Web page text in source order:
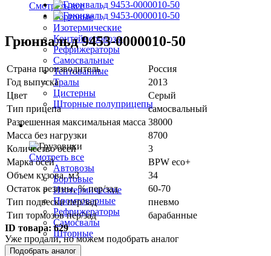
Смотреть все
Бортовые
Изотермические
Контейнеровозы
Рефрижераторы
Самосвальные
Тентованные
Тралы
Цистерны
Шторные полуприцепы
Грузовики
Смотреть все
Автовозы
Бортовые
Изотермические
Промтоварные
Рефрижераторы
Самосвалы
Шторные
Грюнвальд 9453-0000010-50
Страна производитель
Россия
Год выпуска
2013
Цвет
Серый
Тип прицепа
самосвальный
Разрешенная максимальная масса 38000
Масса без нагрузки
8700
Количество осей
3
Марка осей
BPW eco+
Объем кузова, м3
34
Остаток резины, % пер/зад
60-70
Тип подвески пер/зад
пневмо
Тип тормозов пер/зад
барабанные
ID товара:629
Уже продали, но можем подобрать аналог
Подобрать аналог